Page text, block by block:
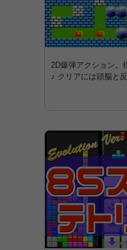
2D爆弾アクション。
♪ クリアには頭脳と